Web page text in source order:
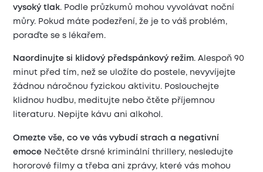
vysoký tlak. Podle průzkumů mohou vyvolávat noční
můry. Pokud máte podezření, že je to váš problém,
poraďte se s lékařem.
Naordinujte si klidový předspánkový režim. Alespoň 90
minut před tím, než se uložíte do postele, nevyvíjejte
žádnou náročnou fyzickou aktivitu. Poslouchejte
klidnou hudbu, meditujte nebo čtěte příjemnou
literaturu. Nepijte kávu ani alkohol.
Omezte vše, co ve vás vybudí strach a negativní
emoce Nečtěte drsné kriminální thrillery, nesledujte
hororové filmy a třeba ani zprávy, které vás mohou